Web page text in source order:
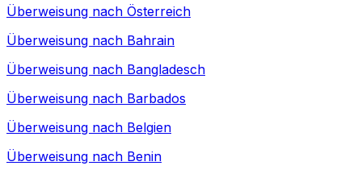
Überweisung nach Österreich
Überweisung nach Bahrain
Überweisung nach Bangladesch
Überweisung nach Barbados
Überweisung nach Belgien
Überweisung nach Benin